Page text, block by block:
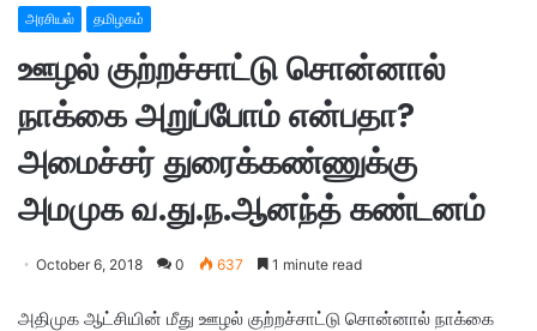
அரசியல் தமிழகம்
ஊழல் குற்றச்சாட்டு சொன்னால்
நாக்கை அறுப்போம் என்பதா?
அமைச்சர் துரைக்கண்ணுக்கு
அமமுக வ.து.ந.ஆனந்த் கண்டனம்
October 6, 2018 0 637 1 minute read
அதிமுக ஆட்சியின் மீது ஊழல் குற்றச்சாட்டு சொன்னால் நாக்கை